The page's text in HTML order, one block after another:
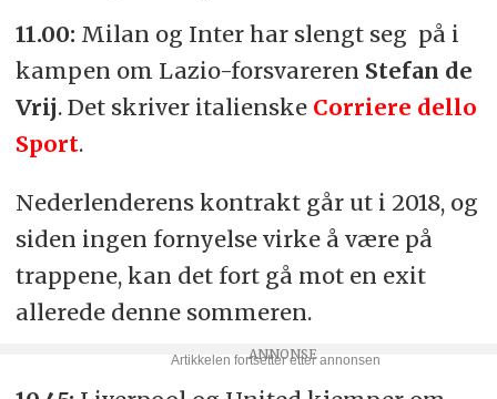
11.00: Milan og Inter har slengt seg på i
kampen om Lazio-forsvareren Stefan de
Vrij. Det skriver italienske Corriere dello
Sport.
Nederlenderens kontrakt går ut i 2018, og
siden ingen fornyelse virke å være på
trappene, kan det fort gå mot en exit
allerede denne sommeren.